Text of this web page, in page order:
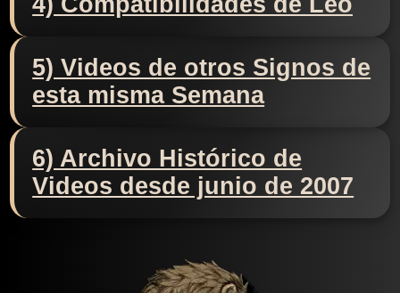
5) Videos de otros Signos de
esta misma Semana
6) Archivo Histórico de
Videos desde junio de 2007